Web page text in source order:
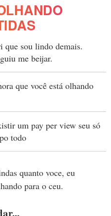
que sou lindo demais.
me beijar.
que você está olhando
um pay per view seu só
todo
quanto voce, eu
para o ceu.